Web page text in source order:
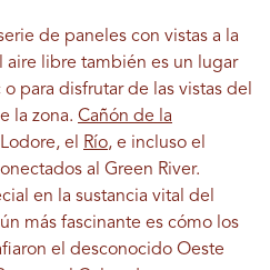
de paneles con vistas a la
aire libre también es un lugar
para disfrutar de las vistas del
la zona. Cañón de la
el Río, e incluso el
al Green River.
en la sustancia vital del
más fascinante es cómo los
el desconocido Oeste